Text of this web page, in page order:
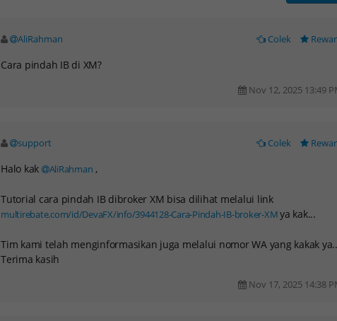
AliRahman Colek
Cara pindah IB di XM?
Nov 12, 2025 13:49
support Colek
Halo kak AliRahman ,
Tutorial cara pindah IB dibroker XM bisa dilihat melalui link
multirebate.com/id/DevaFX/info/3944128-Cara-Pindah-IB-broker-XMya kak...
Tim kami telah menginformasikan juga melalui nomor WA yang kakak
Terima kasih
Nov 17, 2025 14:38